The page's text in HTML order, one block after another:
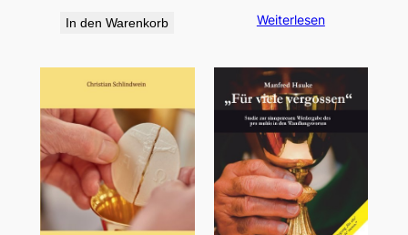
In den Warenkorb Weiterlesen